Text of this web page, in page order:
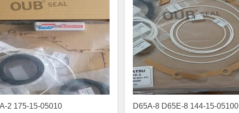
2 175-15-05010
D65A-8 D65E-8 144-15-05100